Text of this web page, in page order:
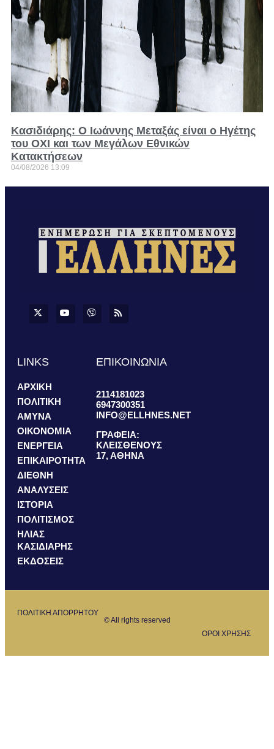
Κασιδιάρης: Ο Ιωάννης Μεταξάς είναι ο Ηγέτης
του ΟΧΙ και των Μεγάλων Εθνικών
Κατακτήσεων
04/08/2026 13:09
LINKS
ΑΡΧΙΚΗ
ΠΟΛΙΤΙΚΗ
ΑΜΥΝΑ
ΟΙΚΟΝΟΜΙΑ
ΕΝΕΡΓΕΙΑ
ΕΠΙΚΑΙΡΟΤΗΤΑ
ΔΙΕΘΝΗ
ΑΝΑΛΥΣΕΙΣ
ΙΣΤΟΡΙΑ
ΠΟΛΙΤΙΣΜΟΣ
ΗΛΙΑΣ
ΚΑΣΙΔΙΑΡΗΣ
ΕΚΔΟΣΕΙΣ
ΕΠΙΚΟΙΝΩΝΙΑ
2114181023
6947300351
INFO@ELLHNES.NET
ΓΡΑΦΕΙΑ:
ΚΛΕΙΣΘΕΝΟΥΣ
17, ΑΘΗΝΑ
ΠΟΛΙΤΙΚΗ ΑΠΟΡΡΗΤΟΥ
© All rights reserved
ΟΡΟΙ ΧΡΗΣΗΣ